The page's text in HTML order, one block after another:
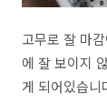
고무로 잘 마
에 잘 보이지
게 되어있습니